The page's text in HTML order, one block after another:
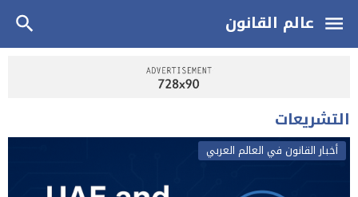
عالم القانون
التشريعات
أخبار القانون في العالم العربي